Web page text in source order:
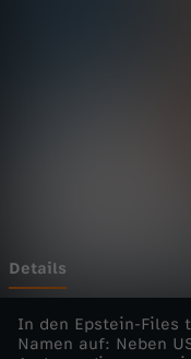
-
E
Details
In den Epstein-Files
Namen auf: Neben